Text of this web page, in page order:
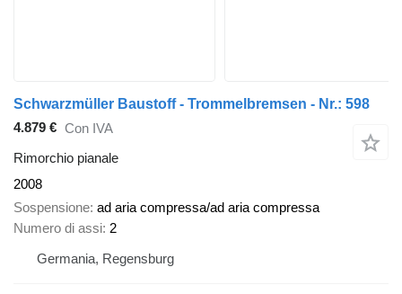
Schwarzmüller Baustoff - Trommelbremsen - Nr.: 598
4.879 € Con IVA
Rimorchio pianale
2008
Sospensione ad aria compressa/ad aria compressa
Numero di assi 2
Germania, Regensburg